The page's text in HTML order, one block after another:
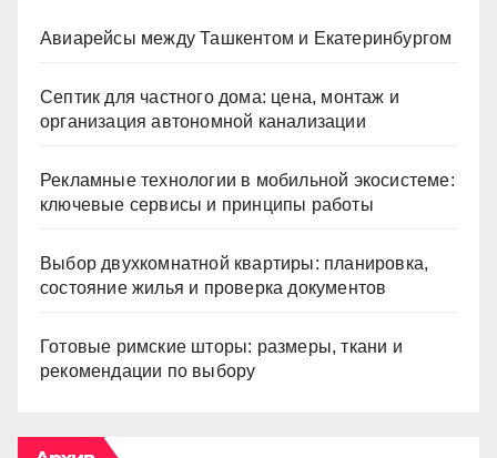
Авиарейсы между Ташкентом и Екатеринбургом
Септик для частного дома: цена, монтаж и
организация автономной канализации
Рекламные технологии в мобильной экосистеме:
ключевые сервисы и принципы работы
Выбор двухкомнатной квартиры: планировка,
состояние жилья и проверка документов
Готовые римские шторы: размеры, ткани и
рекомендации по выбору